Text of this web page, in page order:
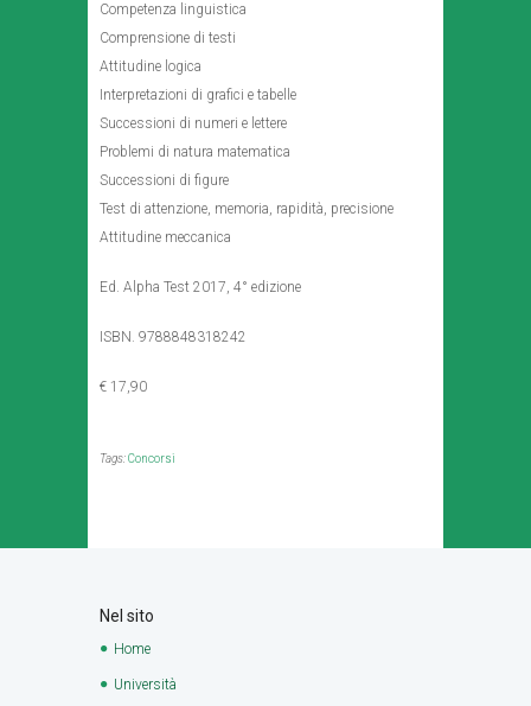
Competenza linguistica
Comprensione di testi
Attitudine logica
Interpretazioni di grafici e tabelle
Successioni di numeri e lettere
Problemi di natura matematica
Successioni di figure
Test di attenzione, memoria, rapidità, precisione
Attitudine meccanica
Ed. Alpha Test 2017, 4° edizione
ISBN. 9788848318242
€ 17,90
Tags:Concorsi
Nel sito
Home
Università